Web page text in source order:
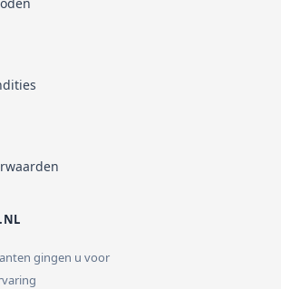
Wanneer u hier echter de tijd
zult u naderhand nooit meer zonder
kunnen.
gingen u voor